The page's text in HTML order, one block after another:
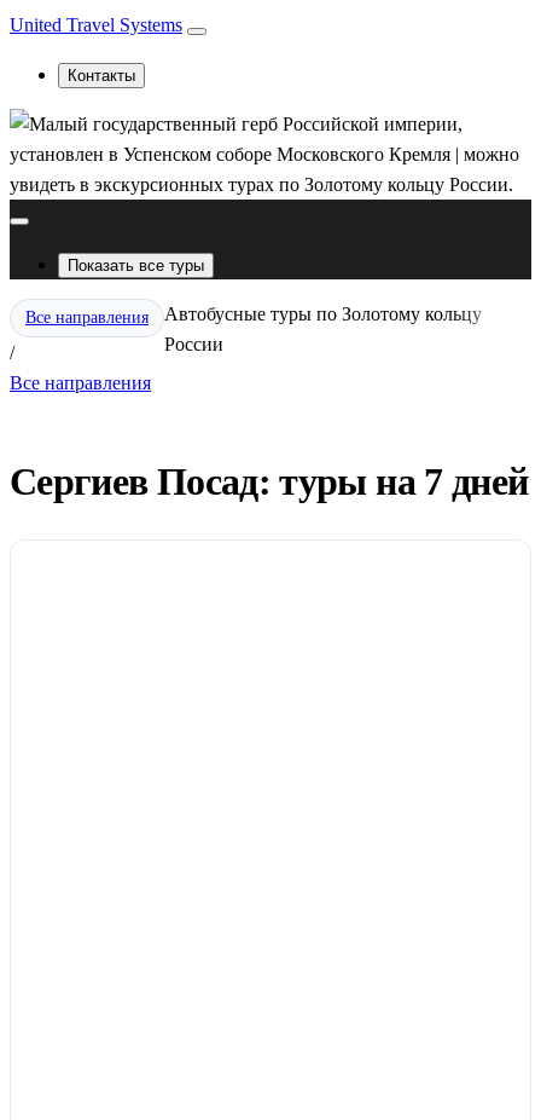
United Travel Systems
Контакты
Показать все туры
Все направления
/
Автобусные туры по Золотому кольцу
России
Все направления
Сергиев Посад: туры на 7 дней